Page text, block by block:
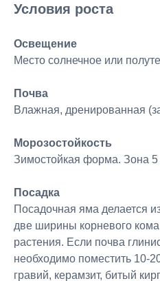
Условия роста
Освещение
Место солнечное или
Почва
Влажная, дренированная
Морозостойкость
Зимостойкая форма. Зона
Посадка
Посадочная яма делается
две ширины корневого
растения. Если почва
необходимо поместить 10-
гравий, керамзит, битый